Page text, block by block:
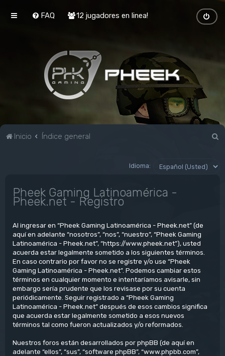
FAQ 12 jugadores en linea!
Inicio Índice general
Idioma:
Pheek Gaming Latinoamérica -
Pheek.net - Registro
Al ingresar en “Pheek Gaming Latinoamérica - Pheek.net” (de
aquí en adelante “nosotros”, “nos”, “nuestro”, “Pheek Gaming
Latinoamérica - Pheek.net”, “https://www.pheek.net”), usted
acuerda estar legalmente sometido a los siguientes términos.
En caso contrario por favor no se registre y/o use “Pheek
Gaming Latinoamérica - Pheek.net”. Podemos cambiar estos
términos en cualquier momento e intentaríamos avisarle, sin
embargo sería prudente que los revisase por su cuenta
periódicamente. Seguir registrado a “Pheek Gaming
Latinoamérica - Pheek.net” después de esos cambios significa
que acuerda estar legalmente sometido a esos nuevos
términos tal como fueron actualizados y/o reformados.
Nuestros foros están desarrollados por phpBB (de aquí en
adelante “ellos”, “sus”, “software phpBB”, “www.phpbb.com”,